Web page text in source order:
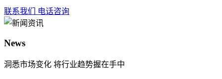
联系我们 电话咨询
News
洞悉市场变化 将行业趋势握在手中